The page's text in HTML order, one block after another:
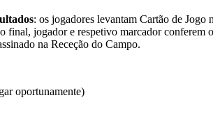
: os jogadores levantam Cartão de Jogo
final, jogador e respetivo marcador conferem
na Receção do Campo.
oportunamente)